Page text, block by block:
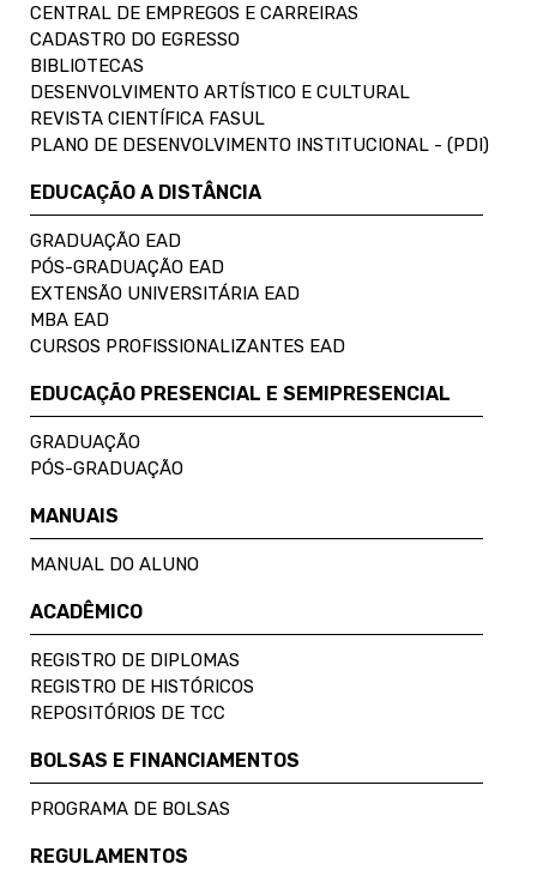
CENTRAL DE EMPREGOS E CARREIRAS
CADASTRO DO EGRESSO
BIBLIOTECAS
DESENVOLVIMENTO ARTÍSTICO E CULTURAL
REVISTA CIENTÍFICA FASUL
PLANO DE DESENVOLVIMENTO INSTITUCIONAL - (PDI)
EDUCAÇÃO A DISTÂNCIA
GRADUAÇÃO EAD
PÓS-GRADUAÇÃO EAD
EXTENSÃO UNIVERSITÁRIA EAD
MBA EAD
CURSOS PROFISSIONALIZANTES EAD
EDUCAÇÃO PRESENCIAL E SEMIPRESENCIAL
GRADUAÇÃO
PÓS-GRADUAÇÃO
MANUAIS
MANUAL DO ALUNO
ACADÊMICO
REGISTRO DE DIPLOMAS
REGISTRO DE HISTÓRICOS
REPOSITÓRIOS DE TCC
BOLSAS E FINANCIAMENTOS
PROGRAMA DE BOLSAS
REGULAMENTOS